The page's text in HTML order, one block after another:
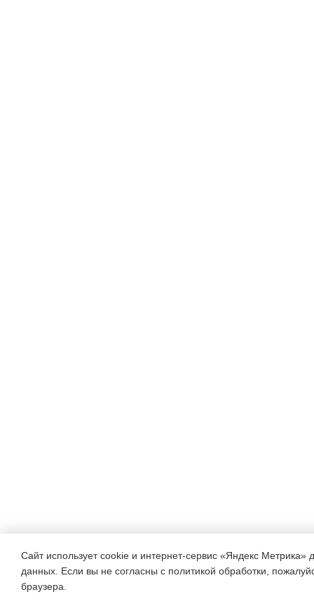
Сайт использует cookie и интернет-сервис «Яндекс Метрика»
данных. Если вы не согласны с политикой обработки,
браузера.